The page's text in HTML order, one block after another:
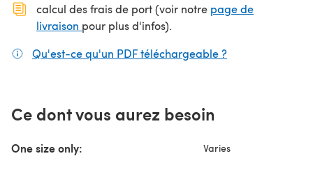
calcul des frais de port (voir notre page de
livraison (s'ouvre dans un nouvel onglet)
pour plus d'infos).
Qu'est-ce qu'un PDF téléchargeable ?
Ce dont vous aurez besoin
One size only: Varies